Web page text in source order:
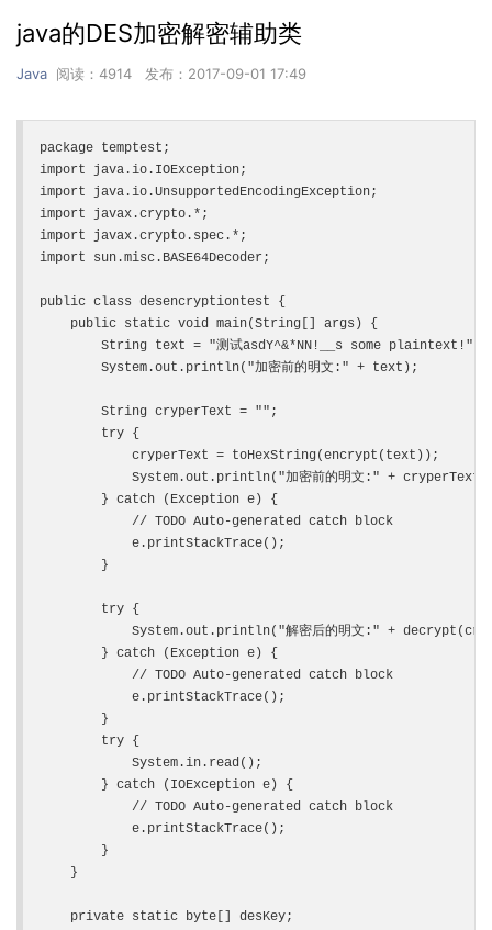
java的DES加密解密辅助类
Java 阅读：4914 发布：2017-09-01 17:49
package temptest;
import java.io.IOException;
import java.io.UnsupportedEncodingException;
import javax.crypto.*;
import javax.crypto.spec.*;
import sun.misc.BASE64Decoder;
public class desencryptiontest {
    public static void main(String[] args) {
        String text = "测试asdY^&*NN!__s some plaintext!";
        System.out.println("加密前的明文:" + text);
        String cryperText = "";
        try {
            cryperText = toHexString(encrypt(text));
System.out.println("加密前的明文:" +
        } catch (Exception e) {
            // TODO Auto-generated catch block
            e.printStackTrace();
        }
        try {
System.out.println("解密后的明文:" +
        } catch (Exception e) {
            // TODO Auto-generated catch block
            e.printStackTrace();
        }
        try {
            System.in.read();
        } catch (IOException e) {
            // TODO Auto-generated catch block
            e.printStackTrace();
        }
    }
    private static byte[] desKey;